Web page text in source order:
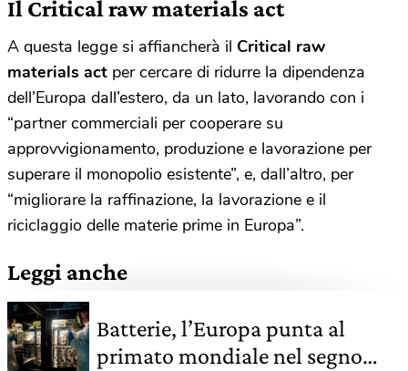
Il Critical raw materials act
A questa legge si affiancherà il Critical raw
materials act per cercare di ridurre la dipendenza
dell’Europa dall’estero, da un lato, lavorando con i
“partner commerciali per cooperare su
approvvigionamento, produzione e lavorazione per
superare il monopolio esistente”, e, dall’altro, per
“migliorare la raffinazione, la lavorazione e il
riciclaggio delle materie prime in Europa”.
Leggi anche
Batterie, l’Europa punta al
primato mondiale nel segno